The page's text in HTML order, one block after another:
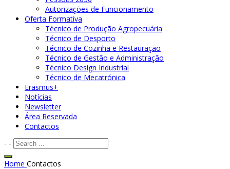
Autorizações de Funcionamento
Oferta Formativa
Técnico de Produção Agropecuária
Técnico de Desporto
Técnico de Cozinha e Restauração
Técnico de Gestão e Administração
Técnico Design Industrial
Técnico de Mecatrónica
Erasmus+
Notícias
Newsletter
Área Reservada
Contactos
- -
Home Contactos